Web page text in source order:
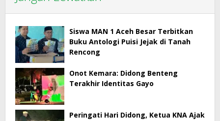
Siswa MAN 1 Aceh Besar Terbitkan
Buku Antologi Puisi Jejak di Tanah
Rencong
Onot Kemara: Didong Benteng
Terakhir Identitas Gayo
Peringati Hari Didong, Ketua KNA Ajak